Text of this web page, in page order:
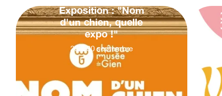
Exposition : "Nom
d'un chien, quelle
expo !"
20 30 septembre